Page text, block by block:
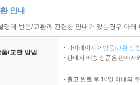
안내
명에 반품/교환과 관련한 안내가 있는경우 아
품/교환 방법
마이페이지 > 반품/교환 신
판매자 배송 상품은 판매자
출고 완료 후 10일 이내의